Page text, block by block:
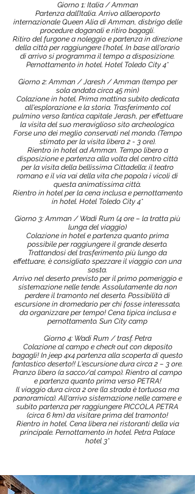
Giorno 1: Italia / Amman
Partenza dall’Italia. Arrivo all’aeroporto
internazionale Queen Alia di Amman, disbrigo delle
procedure doganali e ritiro bagagli.
Ritiro del furgone a noleggio e partenza in direzione
della città per raggiungere l'hotel. In base all'orario
di arrivo si programma il tempo a disposizione.
Pernottamento in hotel. Hotel Toledo City 4*
Giorno 2: Amman / Jaresh / Amman (tempo per
sola andata circa 45 min)
Colazione in hotel. Prima mattina subito dedicata
all'esplorazione e la storia. Trasferimento col
pulmino verso l’antica capitale Jerash, per effettuare
la visita del suo meraviglioso sito archeologico.
Forse uno dei meglio conservati nel mondo. (Tempo
stimato per la visita libera 2 - 3 ore).
Rientro in hotel ad Amman. Tempo libero a
disposizione e partenza alla volta del centro città
per la visita della bellissima Cittadella; il teatro
romano e il via vai della vita che popola i vicoli di
questa animatissima città.
Rientro in hotel per la cena inclusa e pernottamento
in hotel. Hotel Toledo City 4*
Giorno 3: Amman / Wadi Rum (4 ore – la tratta più
lunga del viaggio)
Colazione in hotel e partenza quanto prima
possibile per raggiungere il grande deserto.
Trattandosi del trasferimento più lungo da
effettuare, è consigliato spezzare il viaggio con una
sosta.
Arrivo nel deserto previsto per il primo pomeriggio e
sistemazione nelle tende. Assolutamente da non
perdere il tramonto nel deserto. Possibilità di
escursione in dromedario per chi fosse interessato,
da organizzare per tempo! Cena tipica inclusa e
pernottamento. Sun City camp
Giorno 4: Wadi Rum / trasf. Petra
Colazione al campo e check out con deposito
bagagli! In jeep 4x4 partenza alla scoperta di questo
fantastico deserto!! L'escursione dura circa 2 – 3 ore.
Pranzo libero (a sacco/al campo). Rientro al campo
e partenza quanto prima verso PETRA!
Il viaggio dura circa 2 ore (la strada è tortuosa ma
panoramica). All'arrivo sistemazione nelle camere e
subito partenza per raggiungere PICCOLA PETRA
(circa 6 km) da visitare prima del tramonto!
Rientro in hotel. Cena libera nei ristoranti della via
principale. Pernottamento in hotel. Petra Palace
hotel 3*